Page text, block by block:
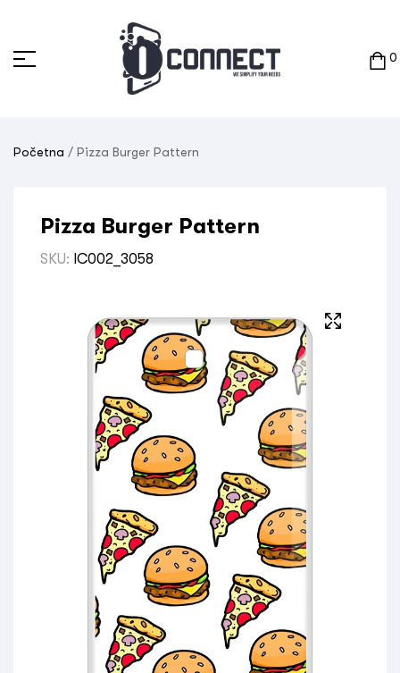
0
Početna / Pizza Burger Pattern
Pizza Burger Pattern
SKU: IC002_3058